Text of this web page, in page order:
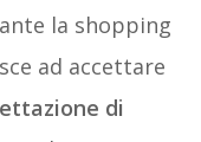
la shopping
ad accettare
di